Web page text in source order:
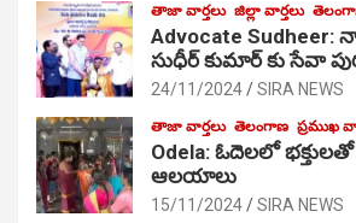
తాజా వార్తలు జిల్లా వార్తలు
Advocate
సుధీర్ కుమార్ కు సేవా
24/11/2024 SIRA NEWS
తాజా వార్తలు తెలంగాణ ప్రముఖ
Odela: ఓదెల‌లో
ఆల‌యాలు
15/11/2024 SIRA NEWS